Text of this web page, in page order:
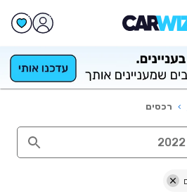
› רכסים